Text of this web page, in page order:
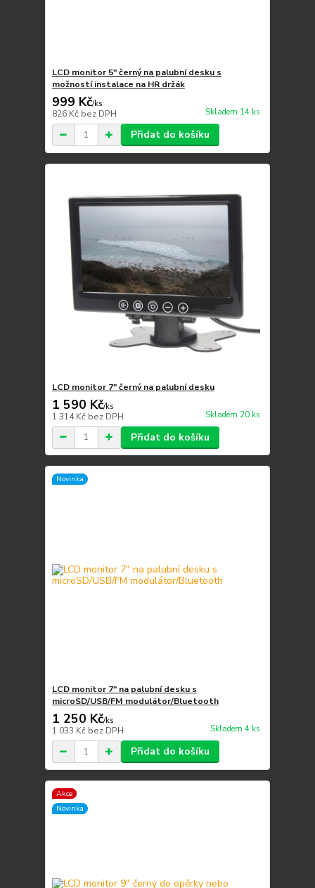
LCD monitor 5" černý na palubní desku s
možností instalace na HR držák
999 Kč/ks
826 Kč bez DPH Skladem 14 ks
Přidat do košíku
LCD monitor 7" černý na palubní desku
1 590 Kč/ks
1 314 Kč bez DPH Skladem 20 ks
Přidat do košíku
Novinka
LCD monitor 7" na palubní desku s
microSD/USB/FM modulátor/Bluetooth
1 250 Kč/ks
1 033 Kč bez DPH Skladem 4 ks
Přidat do košíku
Akce
Novinka